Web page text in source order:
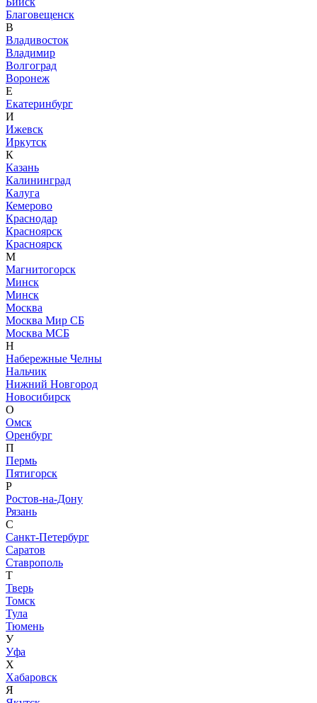
Благовещенск
В
Владивосток
Владимир
Волгоград
Воронеж
Е
Екатеринбург
И
Ижевск
Иркутск
К
Казань
Калининград
Калуга
Кемерово
Краснодар
Красноярск
Красноярск
М
Магнитогорск
Минск
Минск
Москва
Москва Мир СБ
Москва МСБ
Н
Набережные Челны
Нальчик
Нижний Новгород
Новосибирск
О
Омск
Оренбург
П
Пермь
Пятигорск
Р
Ростов-на-Дону
Рязань
С
Санкт-Петербург
Саратов
Ставрополь
Т
Тверь
Томск
Тула
Тюмень
У
Уфа
Х
Хабаровск
Я